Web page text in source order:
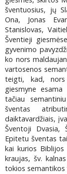
šventuosius, jų
Ona, Jonas
Stanislovas,
Šventieji
gyvenimo
ko nors
vartosenos
teigti, kad, nors
giesmyne
tačiau
šventas
daiktavardžiais,
Šventoji Dvasia,
Epitetu šventas
kai kurios Biblijos
kraujas, šv.
tokios semantikos